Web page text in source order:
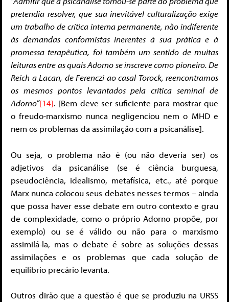
pretendia resolver, que sua inevitável culturalização exige
um trabalho de crítica interna permanente, não indiferente
às demandas conformistas inerentes à sua prática e à
promessa terapêutica, foi também um sentido de muitas
leituras entre as quais Adorno se inscreve como pioneiro. De
Reich a Lacan, de Ferenczi ao casal Torock, reencontramos
os mesmos pontos levantados pela crítica seminal de
Adorno”[14]. [Bem deve ser suficiente para mostrar que
o freudo-marxismo nunca negligenciou nem o MHD e
nem os problemas da assimilação com a psicanálise].
Ou seja, o problema não é (ou não deveria ser) os
adjetivos da psicanálise (se é ciência burguesa,
pseudociência, idealismo, metafísica, etc., até porque
Marx nunca colocou seus debates nesses termos – ainda
que possa haver esse debate em outro contexto e grau
de complexidade, como o próprio Adorno propõe, por
exemplo) ou se é válido ou não para o marxismo
assimilá-la, mas o debate é sobre as soluções dessas
assimilações e os problemas que cada solução de
equilíbrio precário levanta.
Outros dirão que a questão é que se produziu na URSS